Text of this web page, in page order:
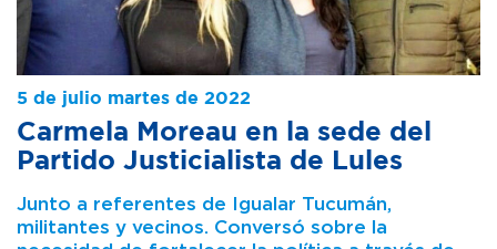
5 de julio martes de 2022
Carmela Moreau en la sede del
Partido Justicialista de Lules
Junto a referentes de Igualar Tucumán,
militantes y vecinos. Conversó sobre la